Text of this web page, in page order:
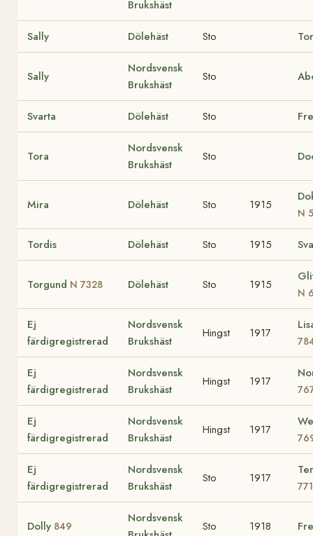
Brukshäst
Sally Dölehäst Sto
Sally
Nordsvensk
Brukshäst
Sto
Svarta Dölehäst Sto
Tora
Nordsvensk
Brukshäst
Sto
Mira Dölehäst Sto 1915
N
Tordis Dölehäst Sto 1915
Torgund N 7328 Dölehäst Sto 1915
N
Ej
färdigregistrerad
Nordsvensk
Brukshäst
Hingst 1917
Ej
färdigregistrerad
Nordsvensk
Brukshäst
Hingst 1917
Ej
färdigregistrerad
Nordsvensk
Brukshäst
Hingst 1917
Ej
färdigregistrerad
Nordsvensk
Brukshäst
Sto 1917
771
Dolly 849
Nordsvensk
Sto 1918